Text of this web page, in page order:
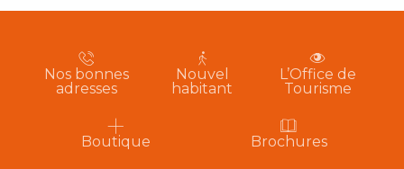
Nos bonnes
adresses
Nouvel
habitant
L’Office de
Tourisme
Boutique Brochures